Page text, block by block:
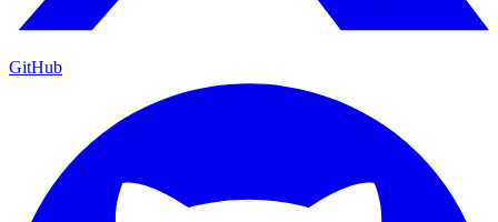
GitHub